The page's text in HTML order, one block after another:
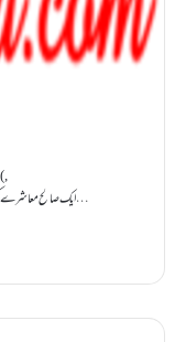
ایک صالح معاشرے کی تشکیل اور ملک و…